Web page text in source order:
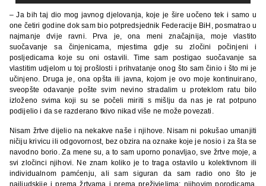
– Ja bih taj dio mog javnog djelovanja, koje je šire uočeno tek i samo u
one četiri godine dok sam bio potpredsjednik Federacije BiH, posmatrao u
najmanje dvije ravni. Prva je, ona meni značajnija, moje vlastito
suočavanje sa činjenicama, mjestima gdje su zločini počinjeni i
posljedicama koje su oni ostavili. Time sam postigao suočavanje sa
vlastitim udjelom u toj prošlosti i prihvatanje onog što sam činio i što mi je
učinjeno. Druga je, ona opšta ili javna, kojom je ovo moje kontinuirano,
sveopšte odavanje pošte svim nevino stradalim u proteklom ratu bilo
izloženo svima koji su se počeli miriti s mišlju da nas je rat potpuno
podijelio i da se razderano tkivo nikad više ne može povezati.
Nisam žrtve dijelio na nekakve naše i njihove. Nisam ni pokušao umanjiti
ničiju krivicu ili odgovornost, bez obzira na oznake koje je nosio i za šta se
navodno borio. Za mene su, a to sam uporno ponavljao, sve žrtve moje, a
svi zločinci njihovi. Ne znam koliko je to traga ostavilo u kolektivnom ili
individualnom pamćenju, ali sam siguran da sam radio ono što je
najljudskije i prema žrtvama i prema preživjelima: njihovim porodicama,